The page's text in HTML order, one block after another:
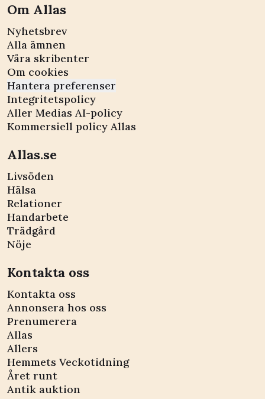
Om Allas
Nyhetsbrev
Alla ämnen
Våra skribenter
Om cookies
Hantera preferenser
Integritetspolicy
Aller Medias AI-policy
Kommersiell policy Allas
Allas.se
Livsöden
Hälsa
Relationer
Handarbete
Trädgård
Nöje
Kontakta oss
Kontakta oss
Annonsera hos oss
Prenumerera
Allas
Allers
Hemmets Veckotidning
Året runt
Antik auktion